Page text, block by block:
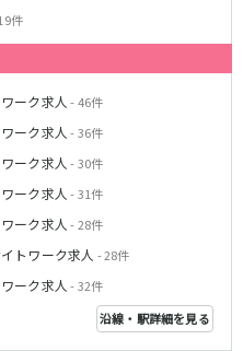
件
ーク求人 - 46件
ーク求人 - 36件
ーク求人 - 30件
ーク求人 - 31件
ーク求人 - 28件
トワーク求人 - 28件
ーク求人 - 32件
沿線・駅詳細を見る
駅